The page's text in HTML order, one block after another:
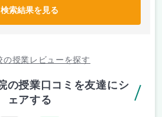
検索結果を見る
の授業レビューを探す
の授業口コミを友達にシ
ェアする